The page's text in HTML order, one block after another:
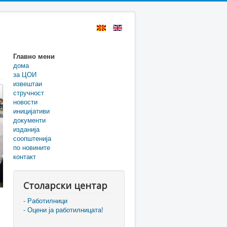
Главно мени
дома
за ЦОИ
извештаи
стручност
новости
иницијативи
документи
изданија
соопштенија
по новините
контакт
Столарски центар
- Работилници
- Оцени ја работилницата!